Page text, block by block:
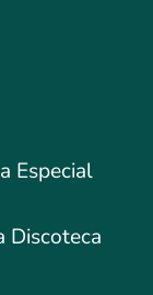
Especial
Discoteca